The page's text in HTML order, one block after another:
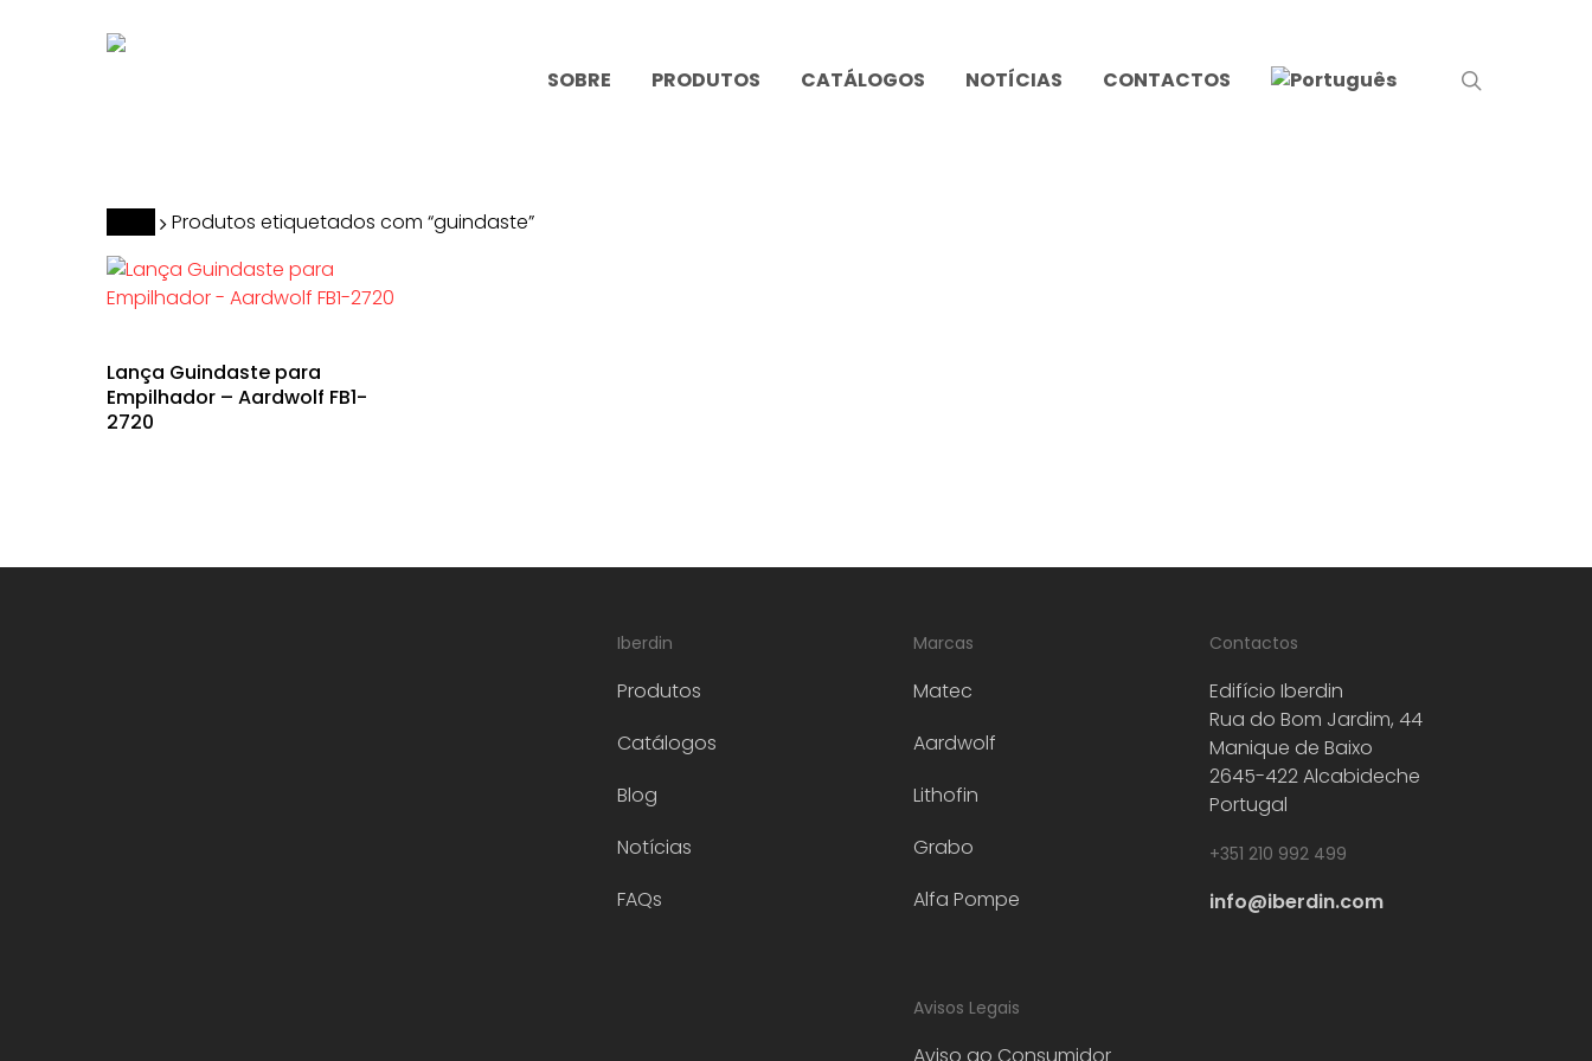
Hit enter to search or ESC to close
SOBRE PRODUTOS CATÁLOGOS NOTÍCIAS CONTACTOS
Produtos etiquetados com “guindaste”
Lança Guindaste para
Empilhador – Aardwolf FB1-
2720
Iberdin
Produtos
Catálogos
Blog
Notícias
FAQs
Marcas
Matec
Aardwolf
Lithofin
Grabo
Alfa Pompe
Avisos Legais
Aviso ao Consumidor
Contactos
Edifício Iberdin
Rua do Bom Jardim, 44
Manique de Baixo
2645-422 Alcabideche
Portugal
+351 210 992 499
info@iberdin.com